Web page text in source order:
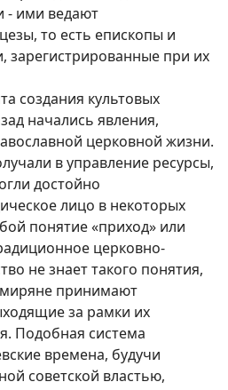
- ими ведают
то есть епископы и
зарегистрированные при их
создания культовых
начались явления,
церковной жизни.
в управление ресурсы,
достойно
лицо в некоторых
понятие «приход» или
церковно-
не знает такого понятия,
миряне принимают
за рамки их
Подобная система
времена, будучи
советской властью,